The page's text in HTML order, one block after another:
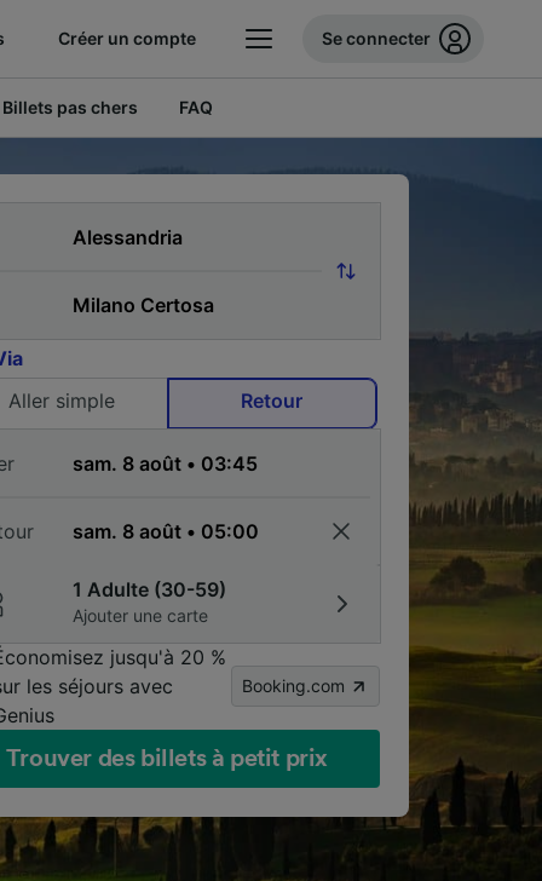
Créer un compte Se connecter
Billets pas chers FAQ
Aller simple
Retour
1 Adulte (30-59)
Ajouter une carte
jusqu'à 20 %
les séjours avec
Booking.com
Trouver des billets à petit prix